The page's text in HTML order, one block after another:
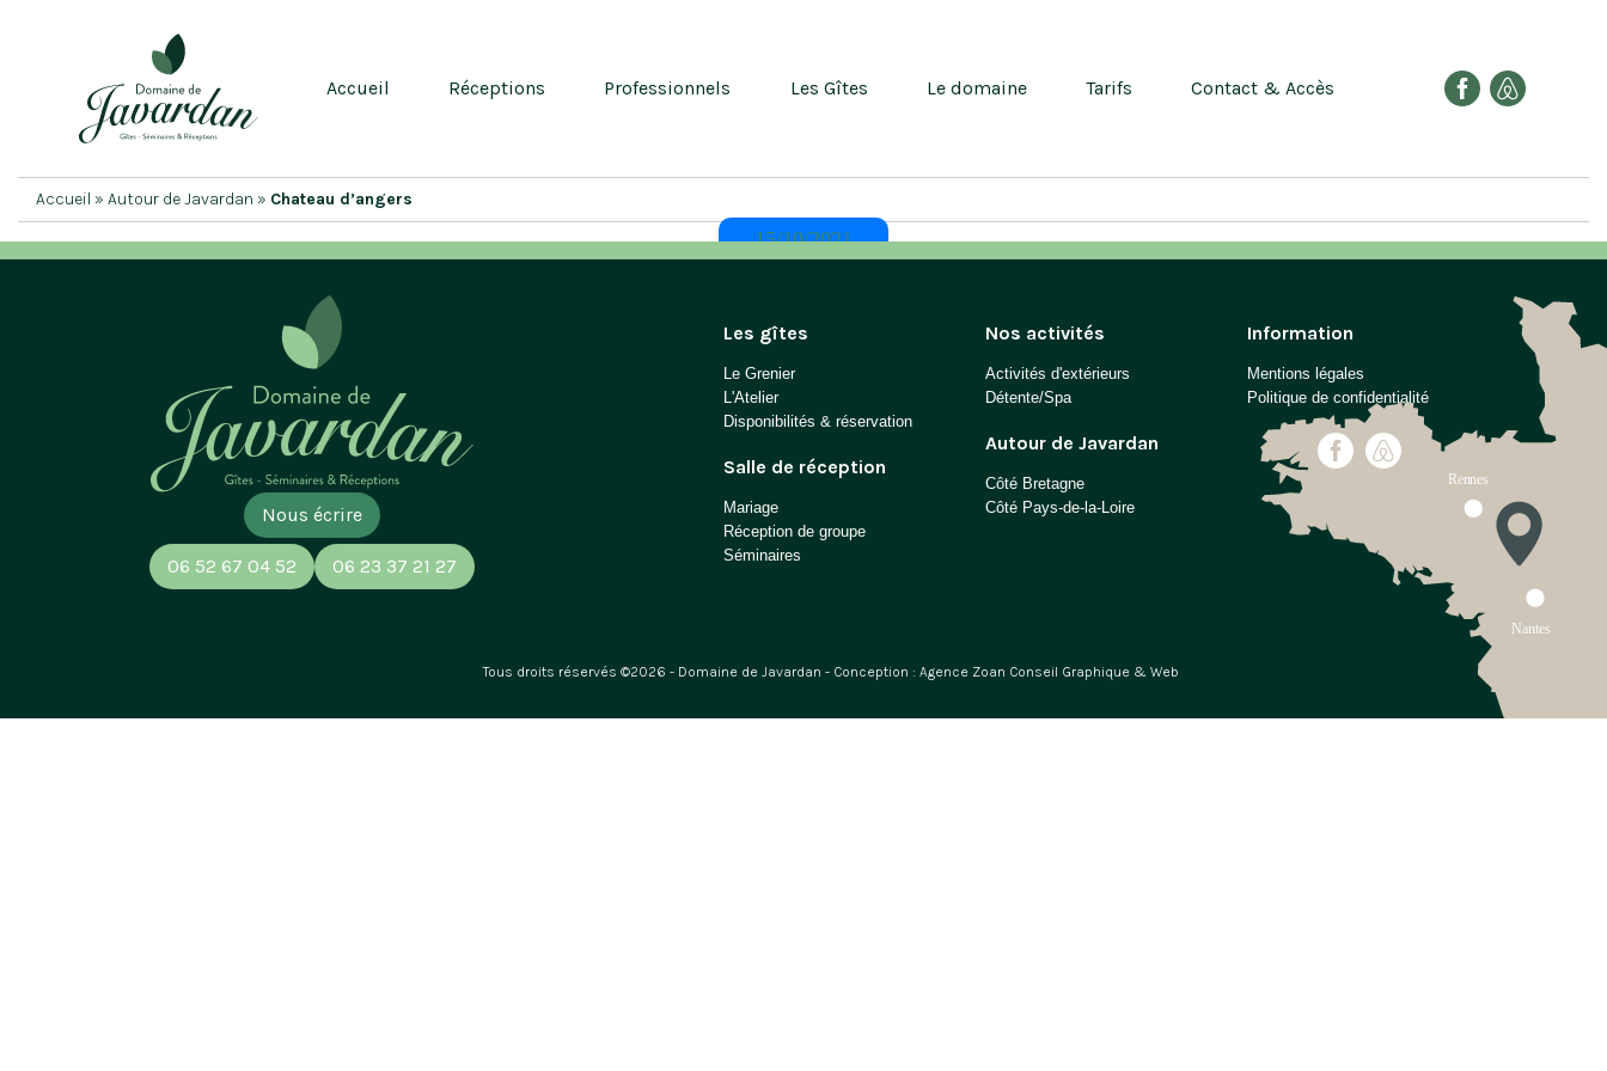
Accueil Réceptions Professionnels Les Gîtes Le domaine Tarifs Contact & Accès
Accueil » Autour de Javardan » Chateau d’angers
15/10/2021
Nous écrire
06 52 67 04 52 06 23 37 21 27
Les gîtes
Le Grenier
L'Atelier
Disponibilités & réservation
Salle de réception
Mariage
Réception de groupe
Séminaires
Nos activités
Activités d'extérieurs
Détente/Spa
Autour de Javardan
Côté Bretagne
Côté Pays-de-la-Loire
Information
Mentions légales
Politique de confidentialité
Tous droits réservés ©2026 - Domaine de Javardan - Conception : Agence Zoan Conseil Graphique & Web